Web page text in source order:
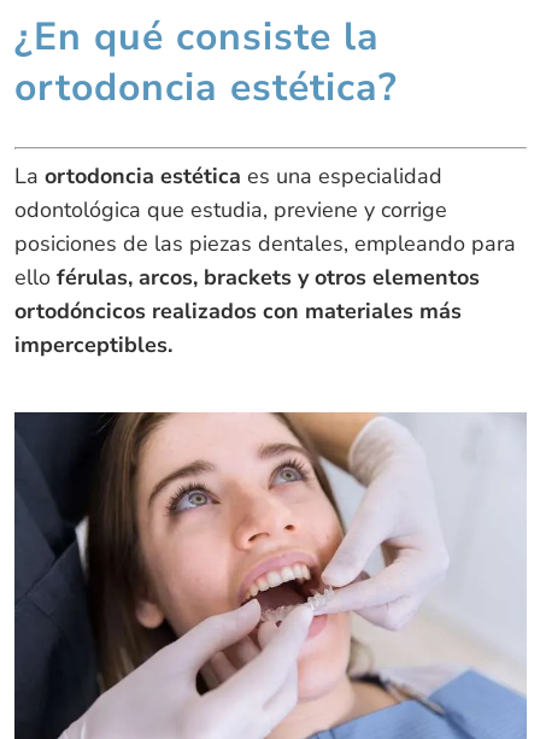
¿En qué consiste la
ortodoncia estética?
La ortodoncia estética es una especialidad
odontológica que estudia, previene y corrige
posiciones de las piezas dentales, empleando para
ello férulas, arcos, brackets y otros elementos
ortodóncicos realizados con materiales más
imperceptibles.